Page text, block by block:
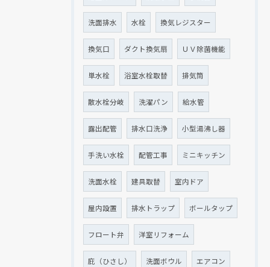
洗面排水 水栓 換気レジスター
換気口 ダクト換気扇 ＵＶ除菌機能
単水栓 浴室水栓取替 排気筒
散水栓分岐 洗濯パン 給水管
露出配管 排水口洗浄 小型湯沸し器
手洗い水栓 配管工事 ミニキッチン
洗面水栓 建具取替 室内ドア
屋内設置 排水トラップ ボールタップ
フロート弁 洋室リフォーム
庇（ひさし） 洗面ボウル エアコン